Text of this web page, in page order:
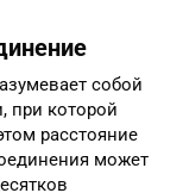
собой
при которой
расстояние
может